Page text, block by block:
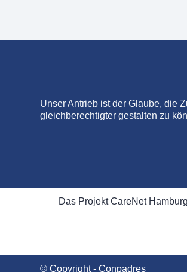
Unser Antrieb ist der Glaube, die
gleichberechtigter gestalten zu
Das Projekt CareNet
© Copyright - Conpadres